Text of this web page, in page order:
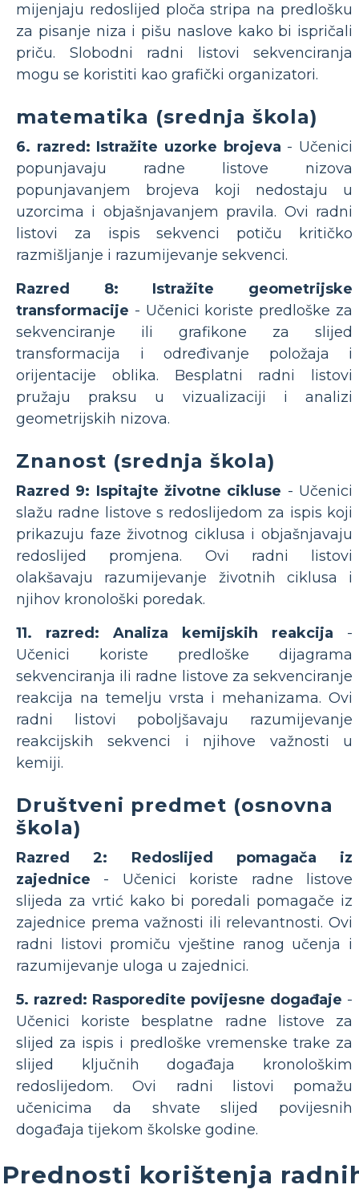
mijenjaju redoslijed ploča stripa na predlošku
za pisanje niza i pišu naslove kako bi ispričali
priču. Slobodni radni listovi sekvenciranja
mogu se koristiti kao grafički organizatori.
matematika (srednja škola)
6. razred: Istražite uzorke brojeva - Učenici
popunjavaju radne listove nizova
popunjavanjem brojeva koji nedostaju u
uzorcima i objašnjavanjem pravila. Ovi radni
listovi za ispis sekvenci potiču kritičko
razmišljanje i razumijevanje sekvenci.
Razred 8: Istražite geometrijske
transformacije - Učenici koriste predloške za
sekvenciranje ili grafikone za slijed
transformacija i određivanje položaja i
orijentacije oblika. Besplatni radni listovi
pružaju praksu u vizualizaciji i analizi
geometrijskih nizova.
Znanost (srednja škola)
Razred 9: Ispitajte životne cikluse - Učenici
slažu radne listove s redoslijedom za ispis koji
prikazuju faze životnog ciklusa i objašnjavaju
redoslijed promjena. Ovi radni listovi
olakšavaju razumijevanje životnih ciklusa i
njihov kronološki poredak.
11. razred: Analiza kemijskih reakcija -
Učenici koriste predloške dijagrama
sekvenciranja ili radne listove za sekvenciranje
reakcija na temelju vrsta i mehanizama. Ovi
radni listovi poboljšavaju razumijevanje
reakcijskih sekvenci i njihove važnosti u
kemiji.
Društveni predmet (osnovna
škola)
Razred 2: Redoslijed pomagača iz
zajednice - Učenici koriste radne listove
slijeda za vrtić kako bi poredali pomagače iz
zajednice prema važnosti ili relevantnosti. Ovi
radni listovi promiču vještine ranog učenja i
razumijevanje uloga u zajednici.
5. razred: Rasporedite povijesne događaje -
Učenici koriste besplatne radne listove za
slijed za ispis i predloške vremenske trake za
slijed ključnih događaja kronološkim
redoslijedom. Ovi radni listovi pomažu
učenicima da shvate slijed povijesnih
događaja tijekom školske godine.
Prednosti korištenja